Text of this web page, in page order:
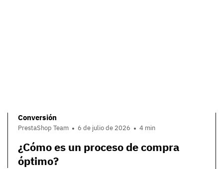
Conversión
PrestaShop Team 6 de julio de 2026 4 min
¿Cómo es un proceso de compra
óptimo?